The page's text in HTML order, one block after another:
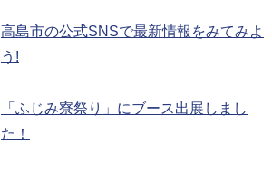
高島市の公式SNSで最新情報をみてみよ
う!
「ふじみ寮祭り」にブース出展しまし
た！